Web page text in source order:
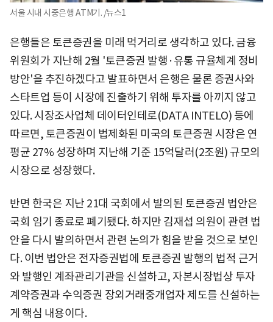
서울 시내 시중은행 ATM기. /뉴스1
은행들은 토큰증권을 미래 먹거리로 생각하고 있다. 금융
위원회가 지난해 2월 '토큰증권 발행·유통 규율체계 정비
방안'을 추진하겠다고 발표하면서 은행은 물론 증권사와
스타트업 등이 시장에 진출하기 위해 투자를 아끼지 않고
있다. 시장조사업체 데이터인테로(DATA INTELO) 등에
따르면, 토큰증권이 법제화된 미국의 토큰증권 시장은 연
평균 27% 성장하며 지난해 기준 15억달러(2조원) 규모의
시장으로 성장했다.
반면 한국은 지난 21대 국회에서 발의된 토큰증권 법안은
국회 임기 종료로 폐기됐다. 하지만 김재섭 의원이 관련 법
안을 다시 발의하면서 관련 논의가 힘을 받을 것으로 보인
다. 이번 법안은 전자증권법에 토큰증권 발행의 법적 근거
와 발행인 계좌관리기관을 신설하고, 자본시장법상 투자
계약증권과 수익증권 장외거래중개업자 제도를 신설하는
게 핵심 내용이다.